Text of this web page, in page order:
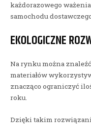
każdorazowego
samochodu
EKOLOGICZNE
Na rynku można
materiałów
znacząco ograniczyć
roku.
Dzięki takim